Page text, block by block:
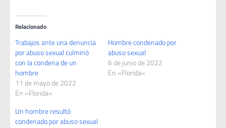
Relacionado
Trabajos ante una denuncia
por abuso sexual culminó
con la condena de un
hombre
11 de mayo de 2022
En «Florida»
Hombre condenado por
abuso sexual
6 de junio de 2022
En «Florida»
Un hombre resultó
condenado por abuso sexual